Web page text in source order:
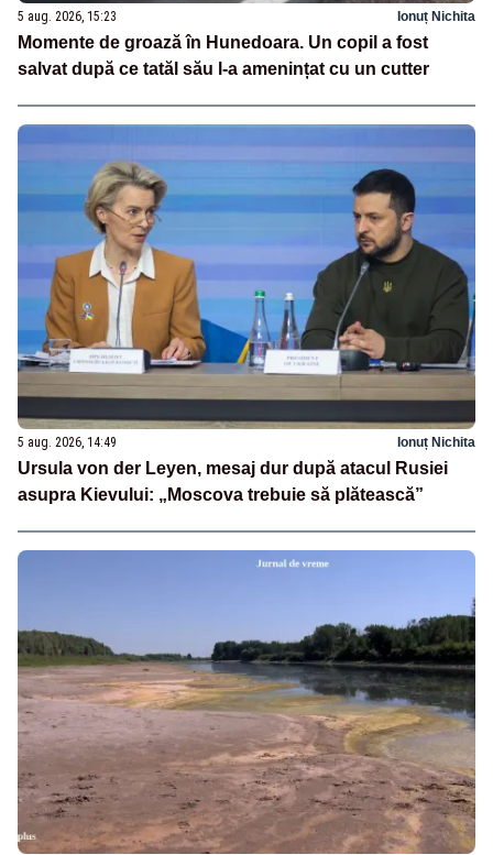
5 aug. 2026, 15:23 Ionuț Nichita
Momente de groază în Hunedoara. Un copil a fost
salvat după ce tatăl său l-a amenințat cu un cutter
5 aug. 2026, 14:49 Ionuț Nichita
Ursula von der Leyen, mesaj dur după atacul Rusiei
asupra Kievului: „Moscova trebuie să plătească”